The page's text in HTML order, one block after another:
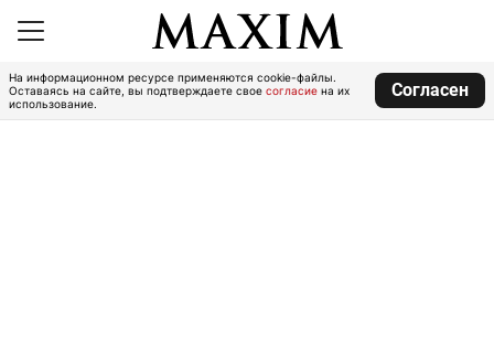
На информационном ресурсе применяются cookie-файлы.
Оставаясь на сайте, вы подтверждаете свое согласие на их
использование.
Согласен